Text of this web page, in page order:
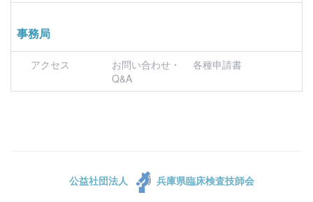
事務局
アクセス
お問い合わせ・
Q&A
各種申請書
公益社団法人 兵庫県臨床検査技師会